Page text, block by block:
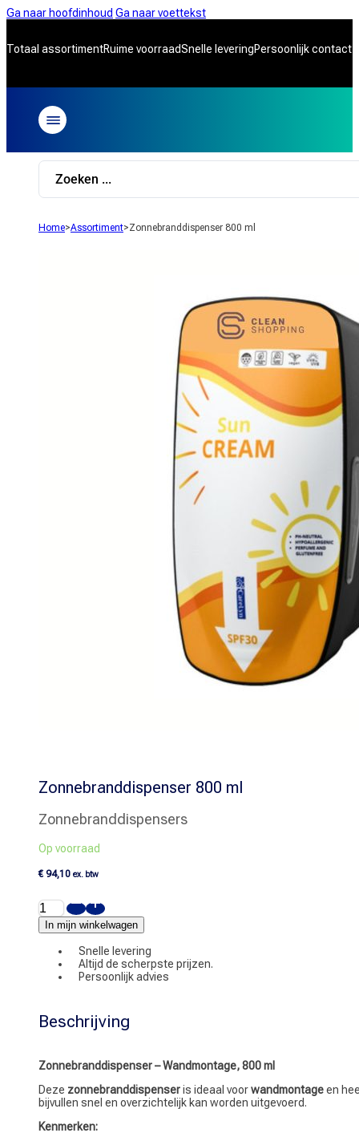
Ga naar hoofdinhoud Ga naar voettekst
Totaal assortimentRuime voorraadSnelle leveringPersoonlijk contact
Search
Home>Assortiment>Zonnebranddispenser 800 ml
Zonnebranddispenser 800 ml
Zonnebranddispensers
Op voorraad
€94,10 ex. btw
Zonnebranddispenser
800
ml
aantal
In mijn winkelwagen
Snelle levering
Altijd de scherpste prijzen.
Persoonlijk advies
Beschrijving
Zonnebranddispenser – Wandmontage, 800 ml
Deze zonnebranddispenseris ideaal voorwandmontageen
bijvullen snel en overzichtelijk kan worden uitgevoerd.
Kenmerken: